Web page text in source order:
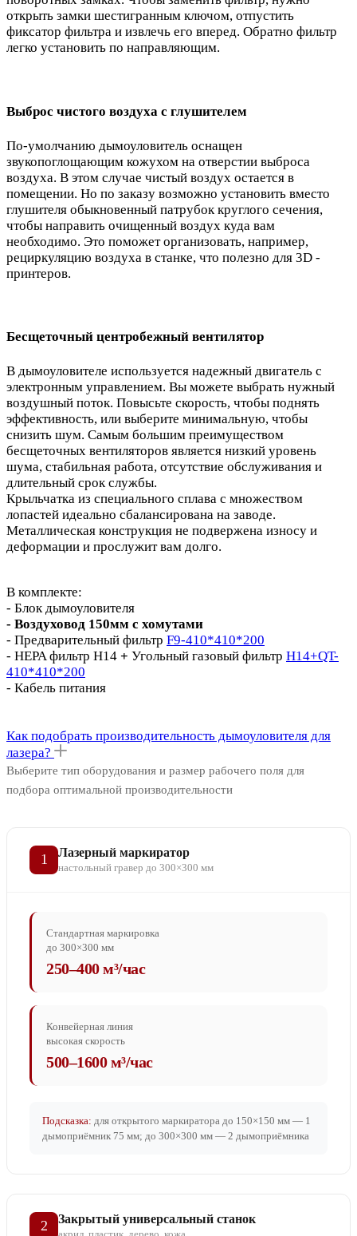
открыть замки шестигранным ключом, отпустить
фиксатор фильтра и извлечь его вперед. Обратно фильтр
легко установить по направляющим.
Выброс чистого воздуха с глушителем
По-умолчанию дымоуловитель оснащен
звукопоглощающим кожухом на отверстии выброса
воздуха. В этом случае чистый воздух остается в
помещении. Но по заказу возможно установить вместо
глушителя обыкновенный патрубок круглого сечения,
чтобы направить очищенный воздух куда вам
необходимо. Это поможет организовать, например,
рециркуляцию воздуха в станке, что полезно для 3D -
принтеров.
Бесщеточный центробежный вентилятор
В дымоуловителе используется надежный двигатель с
электронным управлением. Вы можете выбрать нужный
воздушный поток. Повысьте скорость, чтобы поднять
эффективность, или выберите минимальную, чтобы
снизить шум. Самым большим преимуществом
бесщеточных вентиляторов является низкий уровень
шума, стабильная работа, отсутствие обслуживания и
длительный срок службы.
Крыльчатка из специального сплава с множеством
лопастей идеально сбалансирована на заводе.
Металлическая конструкция не подвержена износу и
деформации и прослужит вам долго.
В комплекте:
- Блок дымоуловителя
- Воздуховод 150мм с хомутами
- Предварительный фильтр F9-410*410*200
- HEPA фильтр H14 + Угольный газовый фильтр H14+QT-
410*410*200
- Кабель питания
Как подобрать производительность дымоуловителя для
лазера?
Выберите тип оборудования и размер рабочего поля для
подбора оптимальной производительности
1 Лазерный маркиратор
настольный гравер до 300×300 мм
Стандартная маркировка
до 300×300 мм
250–400 м³/час
Конвейерная линия
высокая скорость
500–1600 м³/час
Подсказка: для открытого маркиратора до 150×150 мм — 1
дымоприёмник 75 мм; до 300×300 мм — 2 дымоприёмника
2 Закрытый универсальный станок